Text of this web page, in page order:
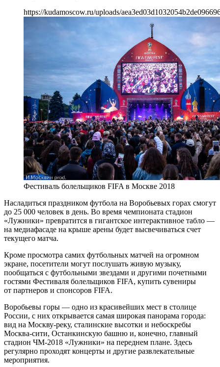
https://kudamoscow.ru/uploads/
Фестиваль болельщиков FIFA в Москве 2018
Насладиться праздником футбола на Воробьевых горах смогут
до 25 000 человек в день. Во время чемпионата стадион
«Лужники» превратится в гигантское интерактивное табло —
на медиафасаде на крыше арены будет высвечиваться счет
текущего матча.
Кроме просмотра самих футбольных матчей на огромном
экране, посетители могут послушать живую музыку,
пообщаться с футбольными звездами и другими почетными
гостями Фестиваля болельщиков FIFA, купить сувениры
от партнеров и спонсоров FIFA.
Воробьевы горы — одно из красивейших мест в столице
России, с них открывается самая широкая панорама города:
вид на Москву-реку, сталинские высотки и небоскребы
Москва-сити, Останкинскую башню и, конечно, главный
стадион ЧМ-2018 «Лужники» на переднем плане. Здесь
регулярно проходят концерты и другие развлекательные
мероприятия.